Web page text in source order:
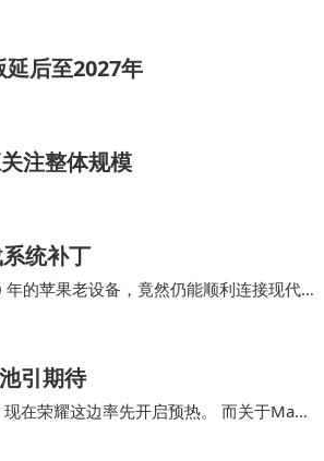
后至2027年
注整体规模
统补丁
的苹果老设备，竟然仍能顺利连接现代
引期待
在荣耀这边率先开启预热。 而关于Magic